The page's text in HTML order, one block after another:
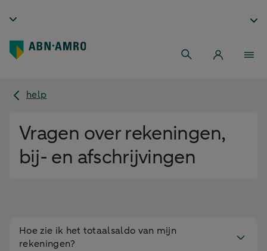
help
Vragen over rekeningen,
bij- en afschrijvingen
Hoe zie ik het totaalsaldo van mijn
rekeningen?